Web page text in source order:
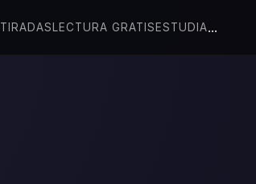
TIRADAS LECTURA GRATIS ESTUDIA...